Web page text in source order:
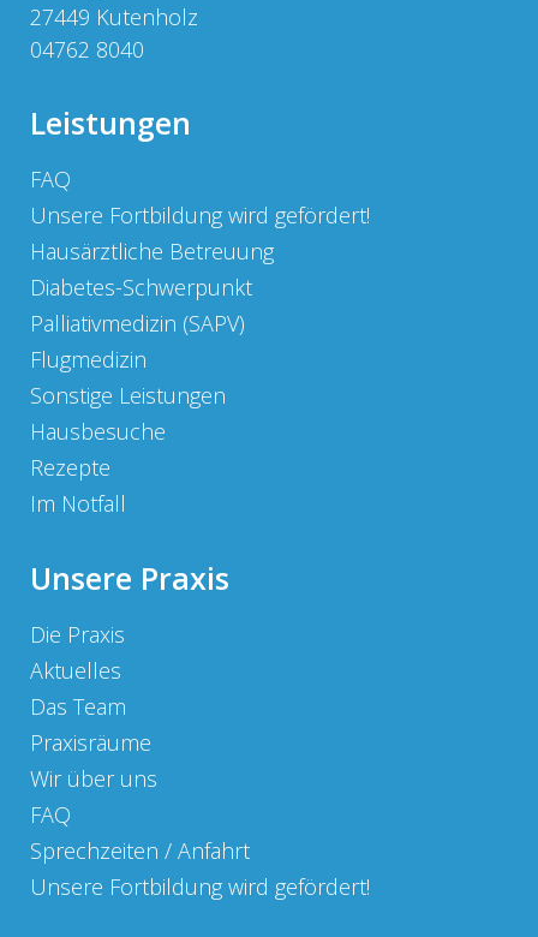
27449 Kutenholz
04762 8040
Leistungen
FAQ
Unsere Fortbildung wird gefördert!
Hausärztliche Betreuung
Diabetes-Schwerpunkt
Palliativmedizin (SAPV)
Flugmedizin
Sonstige Leistungen
Hausbesuche
Rezepte
Im Notfall
Unsere Praxis
Die Praxis
Aktuelles
Das Team
Praxisräume
Wir über uns
FAQ
Sprechzeiten / Anfahrt
Unsere Fortbildung wird gefördert!